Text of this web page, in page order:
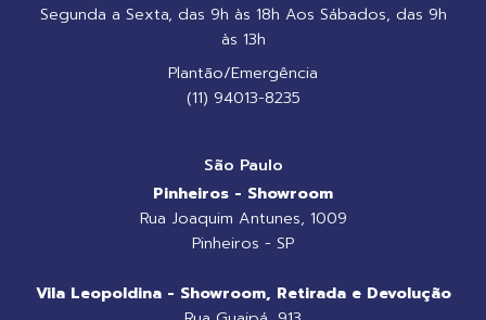
Segunda a Sexta, das 9h às 18h Aos Sábados, das 9h
às 13h
Plantão/Emergência
(11) 94013-8235
São Paulo
Pinheiros - Showroom
Rua Joaquim Antunes, 1009
Pinheiros - SP
Vila Leopoldina - Showroom, Retirada e Devolução